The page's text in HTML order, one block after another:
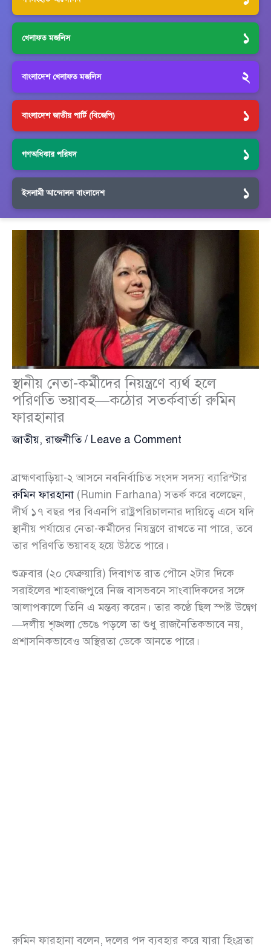
খেলাফত মজলিস ১
বাংলাদেশ খেলাফত মজলিস ২
বাংলাদেশ জাতীয় পার্টি (বিজেপি) ১
গণঅধিকার পরিষদ ১
ইসলামী আন্দোলন বাংলাদেশ ১
স্থানীয় নেতা-কর্মীদের নিয়ন্ত্রণে ব্যর্থ হলে
পরিণতি ভয়াবহ—কঠোর সতর্কবার্তা রুমিন
ফারহানার
জাতীয়,রাজনীতি/ Leave a Comment
ব্রাহ্মণবাড়িয়া-২ আসনে নবনির্বাচিত সংসদ সদস্য ব্যারিস্টার
রুমিন ফারহানা (Rumin Farhana) সতর্ক করে বলেছেন,
দীর্ঘ ১৭ বছর পর বিএনপি রাষ্ট্রপরিচালনার দায়িত্বে এসে যদি
স্থানীয় পর্যায়ের নেতা-কর্মীদের নিয়ন্ত্রণে রাখতে না পারে, তবে
তার পরিণতি ভয়াবহ হয়ে উঠতে পারে।
শুক্রবার (২০ ফেব্রুয়ারি) দিবাগত রাত পৌনে ২টার দিকে
সরাইলের শাহবাজপুরে নিজ বাসভবনে সাংবাদিকদের সঙ্গে
আলাপকালে তিনি এ মন্তব্য করেন। তার কণ্ঠে ছিল স্পষ্ট উদ্বেগ
—দলীয় শৃঙ্খলা ভেঙে পড়লে তা শুধু রাজনৈতিকভাবে নয়,
প্রশাসনিকভাবেও অস্থিরতা ডেকে আনতে পারে।
রুমিন ফারহানা বলেন, দলের পদ ব্যবহার করে যারা হিংস্রতা